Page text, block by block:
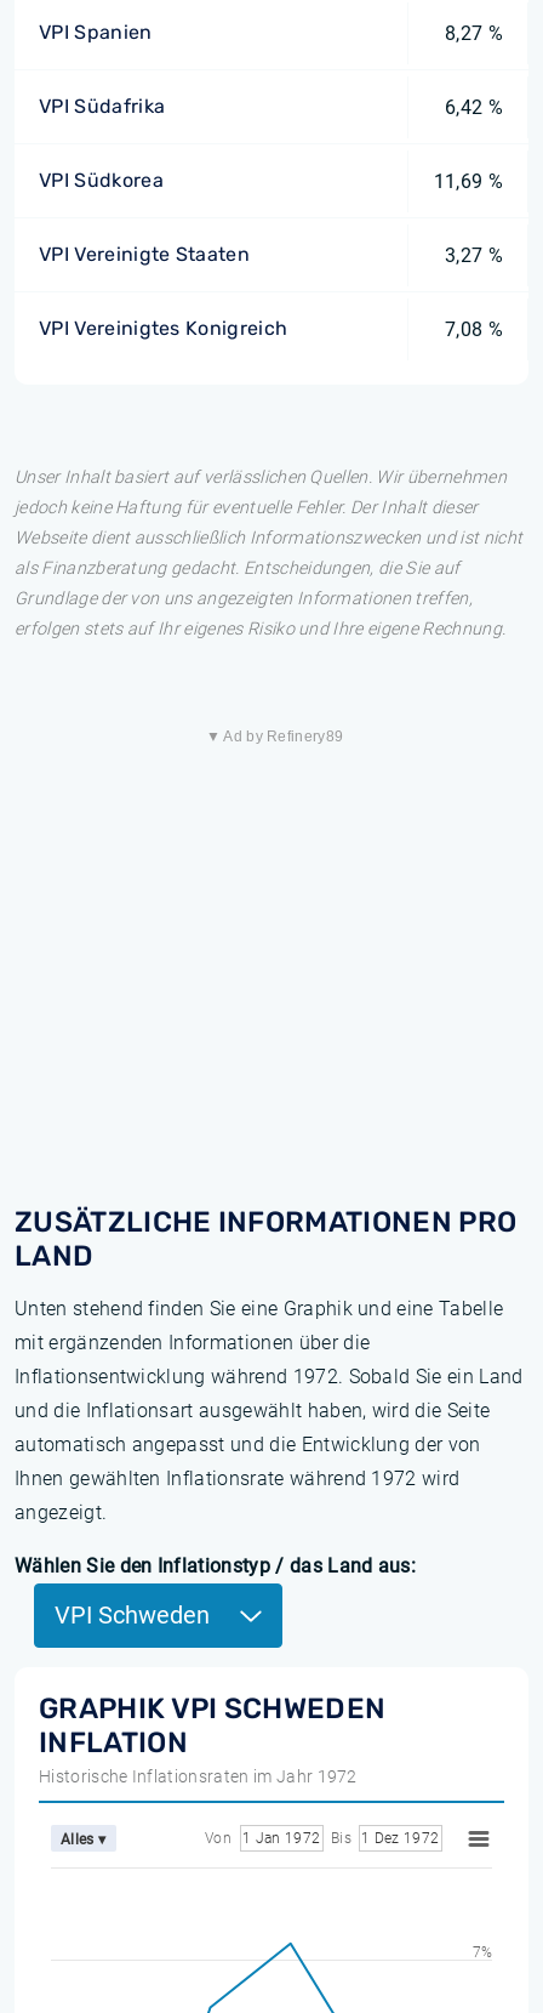
VPI Spanien 8,27 %
VPI Südafrika 6,42 %
VPI Südkorea 11,69 %
VPI Vereinigte Staaten 3,27 %
VPI Vereinigtes Konigreich 7,08 %
Unser Inhalt basiert auf verlässlichen Quellen. Wir übernehmen
jedoch keine Haftung für eventuelle Fehler. Der Inhalt dieser
Webseite dient ausschließlich Informationszwecken und ist nicht
als Finanzberatung gedacht. Entscheidungen, die Sie auf
Grundlage der von uns angezeigten Informationen treffen,
erfolgen stets auf Ihr eigenes Risiko und Ihre eigene Rechnung.
▼ Ad by Refinery89
ZUSÄTZLICHE INFORMATIONEN PRO
LAND
Unten stehend finden Sie eine Graphik und eine Tabelle
mit ergänzenden Informationen über die
Inflationsentwicklung während 1972. Sobald Sie ein Land
und die Inflationsart ausgewählt haben, wird die Seite
automatisch angepasst und die Entwicklung der von
Ihnen gewählten Inflationsrate während 1972 wird
angezeigt.
Wählen Sie den Inflationstyp / das Land aus:
VPI Schweden
GRAPHIK VPI SCHWEDEN
INFLATION
Historische Inflationsraten im Jahr 1972
Alles ▾ Von 1 Jan 1972 Bis 1 Dez 1972
7%